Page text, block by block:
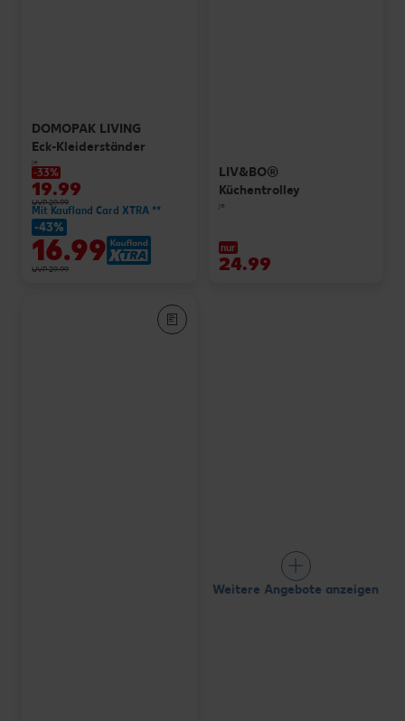
DOMOPAK LIVING
Eck-Kleiderständer
je
-33%
19.99
UVP 29.99
Mit Kaufland Card XTRA **
-43%
16.99
UVP 29.99
LIV&BO®
Küchentrolley
je
nur
24.99
Weitere Angebote anzeigen